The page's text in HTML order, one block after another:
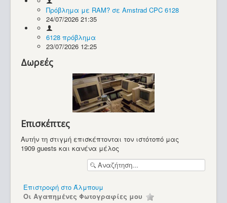
Υπολογιστές
Πρόβλημα με RAM? σε Amstrad CPC 6128
24/07/2026 21:35
6128 πρόβλημα
23/07/2026 12:25
Δωρεές
Επισκέπτες
Αυτήν τη στιγμή επισκέπτονται τον ιστότοπό μας
1909 guests και κανένα μέλος
Επιστροφή στο Άλμπουμ
Οι Αγαπημένες Φωτογραφίες μου